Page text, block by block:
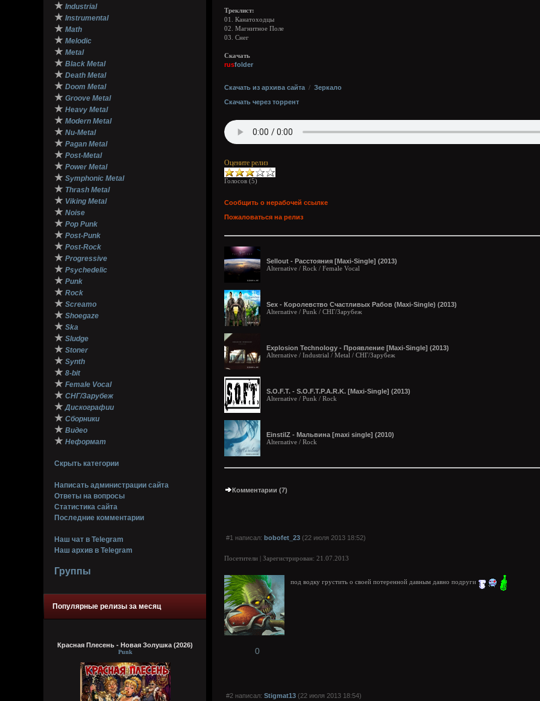
★ Industrial
★ Instrumental
★ Math
★ Melodic
★ Metal
★ Black Metal
★ Death Metal
★ Doom Metal
★ Groove Metal
★ Heavy Metal
★ Modern Metal
★ Nu-Metal
★ Pagan Metal
★ Post-Metal
★ Power Metal
★ Symphonic Metal
★ Thrash Metal
★ Viking Metal
★ Noise
★ Pop Punk
★ Post-Punk
★ Post-Rock
★ Progressive
★ Psychedelic
★ Punk
★ Rock
★ Screamo
★ Shoegaze
★ Ska
★ Sludge
★ Stoner
★ Synth
★ 8-bit
★ Female Vocal
★ СНГ/Зарубеж
★ Дискографии
★ Сборники
★ Видео
★ Неформат
Скрыть категории
Написать администрации сайта
Ответы на вопросы
Статистика сайта
Последние комментарии
Наш чат в Telegram
Наш архив в Telegram
Группы
Популярные релизы за месяц
Красная Плесень - Новая Золушка (2026)
Punk
Треклист:
01. Канатоходцы
02. Магнитное Поле
03. Снег
Скачать
rusfolder
Скачать из архива сайта / Зеркало
Скачать через торрент
Оцените релиз
Голосов (5)
Сообщить о нерабочей ссылке
Пожаловаться на релиз
Sellout - Расстояния [Maxi-Single] (2013)
Alternative / Rock / Female Vocal
Sex - Королевство Счастливых Рабов (Maxi-Single) (2013)
Alternative / Punk / СНГ/Зарубеж
Explosion Technology - Проявление [Maxi-Single] (2013)
Alternative / Industrial / Metal / СНГ/Зарубеж
S.O.F.T. - S.O.F.T.P.A.R.K. [Maxi-Single] (2013)
Alternative / Punk / Rock
EinstilZ - Мальвина [maxi single] (2010)
Alternative / Rock
Комментарии (7)
#1 написал: bobofet_23 (22 июля 2013 18:52)
Посетители | Зарегистрирован: 21.07.2013
под водку грустить о своей потеренной давным давно подруги
0
#2 написал: Stigmat13 (22 июля 2013 18:54)